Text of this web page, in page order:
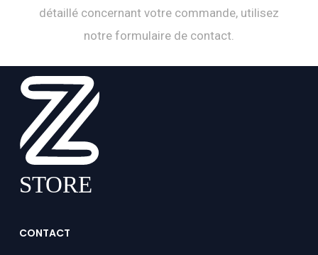
détaillé concernant votre commande, utilisez
notre formulaire de contact.
CONTACT